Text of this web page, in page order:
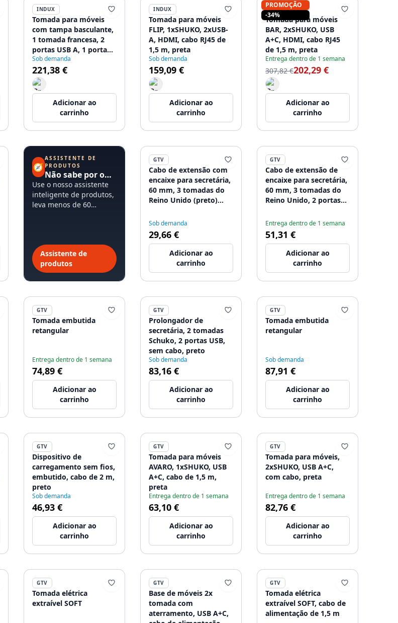
INDUX
Tomada para móveis
com tampa basculante,
1 tomada francesa, 2
portas USB A, 1 porta
RJ45, cabo de 1,5 m,
preta
Sob demanda
221,38 €
Adicionar ao
carrinho
INDUX
Tomada para móveis
FLIP, 1xSHUKO, 2xUSB-
A, HDMI, cabo RJ45 de
1,5 m, preta
Sob demanda
159,09 €
Adicionar ao
carrinho
PROMOÇÃO
-34%
INDUX
Tomada para móveis
BAR, 2xSHUKO, USB
A+C, HDMI, cabo RJ45
de 1,5 m, preta
Entrega dentro de 1 semana
307,82 €202,29 €
Adicionar ao
carrinho
🧭
ASSISTENTE DE
PRODUTOS
Não sabe por onde começar?
Use o nosso assistente
inteligente de produtos,
leva menos de 60
Assistente de
produtos
GTV
Cabo de extensão com
encaixe para secretária,
60 mm, 3 tomadas do
Reino Unido (preto)
Sob demanda
29,66 €
Adicionar ao
carrinho
GTV
Cabo de extensão de
encaixe para secretária,
60 mm, 3 tomadas do
Reino Unido, 2 portas
VERSÃO EM INGLÊS
Entrega dentro de 1 semana
51,31 €
Adicionar ao
carrinho
GTV
Tomada embutida
retangular
Entrega dentro de 1 semana
74,89 €
Adicionar ao
carrinho
GTV
Prolongador de
secretária, 2 tomadas
Schuko, 2 portas USB,
sem cabo, preto
Sob demanda
83,16 €
Adicionar ao
carrinho
GTV
Tomada embutida
retangular
Sob demanda
87,91 €
Adicionar ao
carrinho
GTV
Dispositivo de
carregamento sem fios,
embutido, cabo de 2 m,
preto
Sob demanda
46,93 €
Adicionar ao
carrinho
GTV
Tomada para móveis
AVARO, 1xSHUKO, USB
A+C, cabo de 1,5 m,
preta
Entrega dentro de 1 semana
63,10 €
Adicionar ao
carrinho
GTV
Tomada para móveis,
2xSHUKO, USB A+C,
com cabo, preta
Entrega dentro de 1 semana
82,76 €
Adicionar ao
carrinho
GTV
Tomada elétrica
extraível SOFT
GTV
Base de móveis 2x
tomada com
aterramento, USB A+C,
GTV
Tomada elétrica
extraível SOFT, cabo de
alimentação de 1,5 m